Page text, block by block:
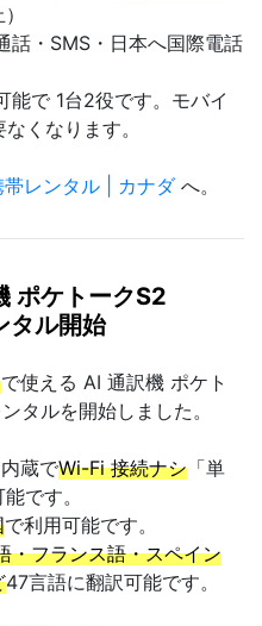
・SMS・日本へ国際電話
能で 1台2役です。モバイ
くなります。
帯レンタル | カナダへ。
ポケトークS2
タル開始
で使える AI 通訳機 ポケト
タルを開始しました。
蔵でWi-Fi 接続ナシ 「単
です。
で利用可能です。
・フランス語・スペイン
47言語に翻訳可能です。